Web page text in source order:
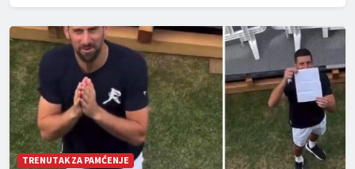
TRENUTAK ZA PAMĆENJE